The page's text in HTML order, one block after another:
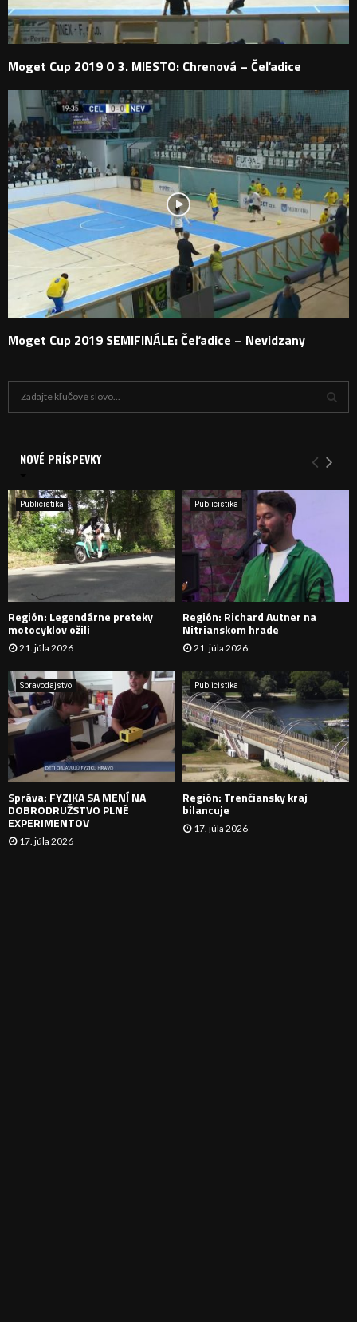
Moget Cup 2019 O 3. MIESTO: Chrenová – Čeľadice
Moget Cup 2019 SEMIFINÁLE: Čeľadice – Nevidzany
i
e
:
Y
H
D
A
N
I
E
NOVÉ PRÍSPEVKY
Publicistika
Región: Legendárne preteky
motocyklov ožili
21. júla 2026
Publicistika
Región: Richard Autner na
Nitrianskom hrade
21. júla 2026
Spravodajstvo
Správa: FYZIKA SA MENÍ NA
DOBRODRUŽSTVO PLNÉ
EXPERIMENTOV
17. júla 2026
Publicistika
Región: Trenčiansky kraj
bilancuje
17. júla 2026